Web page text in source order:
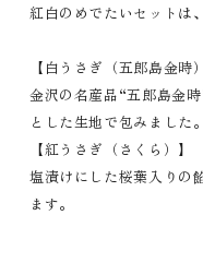
紅白のめでたいセットは
【白うさぎ（五郎島金時
金沢の名産品“五郎島金
とした生地で包みました。
【紅うさぎ（さくら）】
塩漬けにした桜葉入りの
ます。